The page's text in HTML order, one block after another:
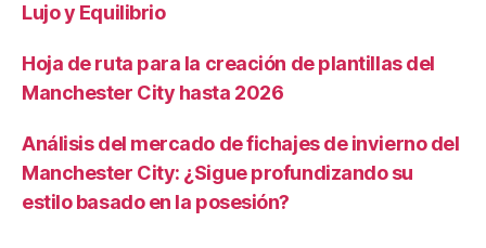
Lujo y Equilibrio
Hoja de ruta para la creación de plantillas del
Manchester City hasta 2026
Análisis del mercado de fichajes de invierno del
Manchester City: ¿Sigue profundizando su
estilo basado en la posesión?